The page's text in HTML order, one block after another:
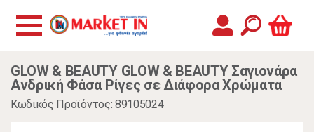
GLOW & BEAUTY GLOW & BEAUTY Σαγιονάρα
Ανδρική Φάσα Ρίγες σε Διάφορα Χρώματα
Κωδικός Προϊόντος: 89105024